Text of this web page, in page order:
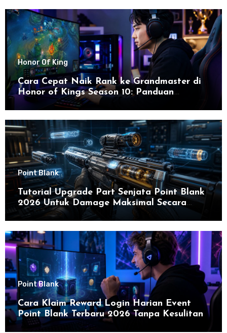
Honor Of King
Cara Cepat Naik Rank ke Grandmaster di
Honor of Kings Season 10: Panduan
Lengkap dan Strategi Terbaru untuk Sukses
di 2026
Point Blank
Tutorial Upgrade Part Senjata Point Blank
2026 Untuk Damage Maksimal Secara
Efektif
Point Blank
Cara Klaim Reward Login Harian Event
Point Blank Terbaru 2026 Tanpa Kesulitan